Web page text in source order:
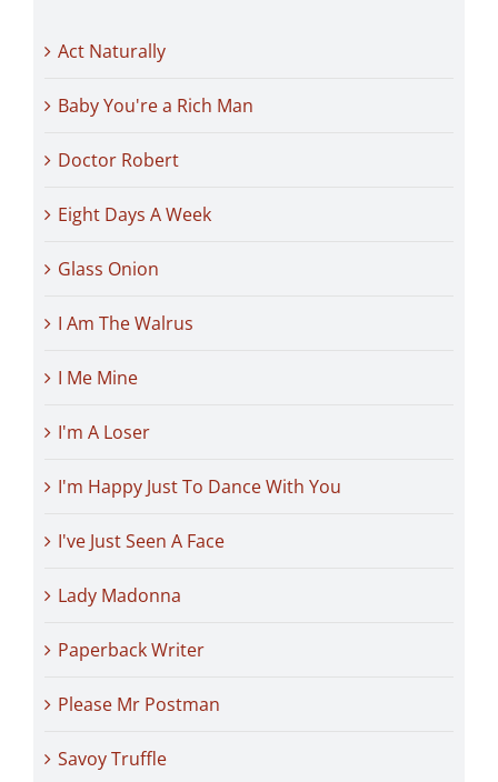
Act Naturally
Baby You're a Rich Man
Doctor Robert
Eight Days A Week
Glass Onion
I Am The Walrus
I Me Mine
I'm A Loser
I'm Happy Just To Dance With You
I've Just Seen A Face
Lady Madonna
Paperback Writer
Please Mr Postman
Savoy Truffle